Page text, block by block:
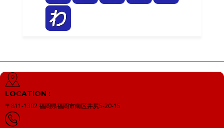
LOCATION :
〒811-1302福岡県福岡市南区井尻5-20-15